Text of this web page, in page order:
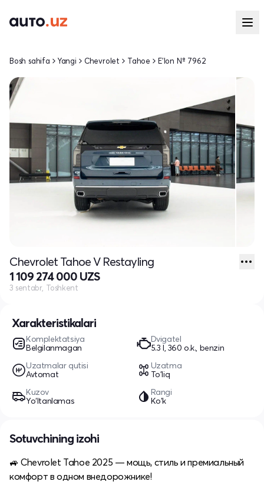
Xarakteristikalari
Komplektatsiya
Belgilanmagan
Dvigatel
5.3 l, 360 o.k., benzin
Uzatmalar qutisi
Avtomat
Uzatma
To'liq
Kuzov
Yo‘ltanlamas
Rangi
Ko'k
Bosh sahifa Yangi Chevrolet Tahoe E'lon № 7962
Chevrolet Tahoe V Restayling
1 109 274 000 UZS
3 sentabr, Toshkent
Sotuvchining izohi
🚙 Chevrolet Tahoe 2025 — мощь, стиль и премиальный
комфорт в одном внедорожнике!